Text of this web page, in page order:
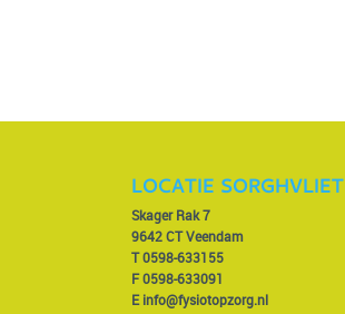
LOCATIE SORGHVLIET
Skager Rak 7
9642 CT Veendam
T0598-633155
F 0598-633091
Einfo@fysiotopzorg.nl